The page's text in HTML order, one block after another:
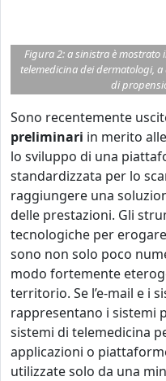
Figura 2: a sinistra è mostrato
telemedicina dei dermatologi,
di
Sono recentemente
preliminari in merito
lo sviluppo di una
standardizzata per lo
raggiungere una
delle prestazioni. Gli
tecnologiche per
sono non solo poco
modo fortemente
territorio. Se l’e-mail e i
rappresentano i sistemi
sistemi di telemedicina
applicazioni o
utilizzate solo da una